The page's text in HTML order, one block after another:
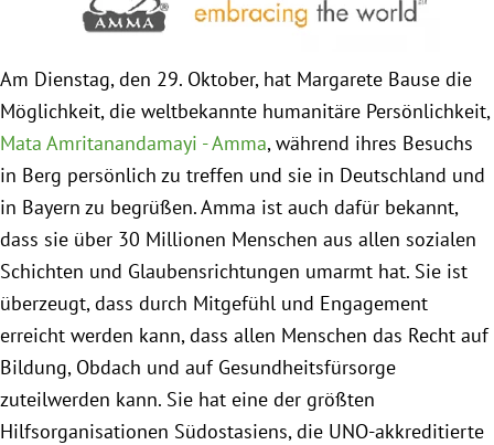
Ämter, Funktionen und Einkünfte
Besuch in Berlin
Praktikum
Patenschaftsprogramm
Bayern
München
Am Dienstag, den 29. Oktober, hat Margarete Bause die
Möglichkeit, die weltbekannte humanitäre Persönlichkeit,
Mata Amritanandamayi - Amma, während ihres Besuchs
in Berg persönlich zu treffen und sie in Deutschland und
in Bayern zu begrüßen. Amma ist auch dafür bekannt,
dass sie über 30 Millionen Menschen aus allen sozialen
Schichten und Glaubensrichtungen umarmt hat. Sie ist
überzeugt, dass durch Mitgefühl und Engagement
erreicht werden kann, dass allen Menschen das Recht auf
Bildung, Obdach und auf Gesundheitsfürsorge
zuteilwerden kann. Sie hat eine der größten
Hilfsorganisationen Südostasiens, die UNO-akkreditierte